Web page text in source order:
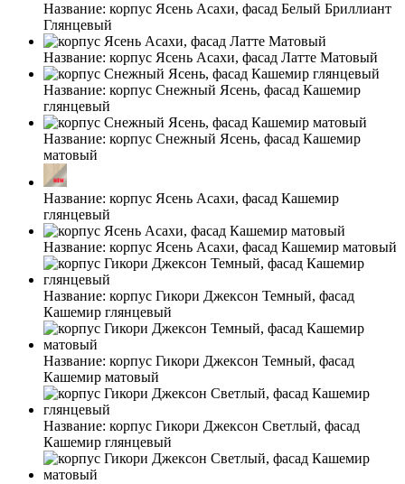
Название: корпус Ясень Асахи, фасад Белый Бриллиант
Глянцевый
Название: корпус Ясень Асахи, фасад Латте Матовый
Название: корпус Снежный Ясень, фасад Кашемир
глянцевый
Название: корпус Снежный Ясень, фасад Кашемир
матовый
Название: корпус Ясень Асахи, фасад Кашемир
глянцевый
Название: корпус Ясень Асахи, фасад Кашемир матовый
Название: корпус Гикори Джексон Темный, фасад
Кашемир глянцевый
Название: корпус Гикори Джексон Темный, фасад
Кашемир матовый
Название: корпус Гикори Джексон Светлый, фасад
Кашемир глянцевый